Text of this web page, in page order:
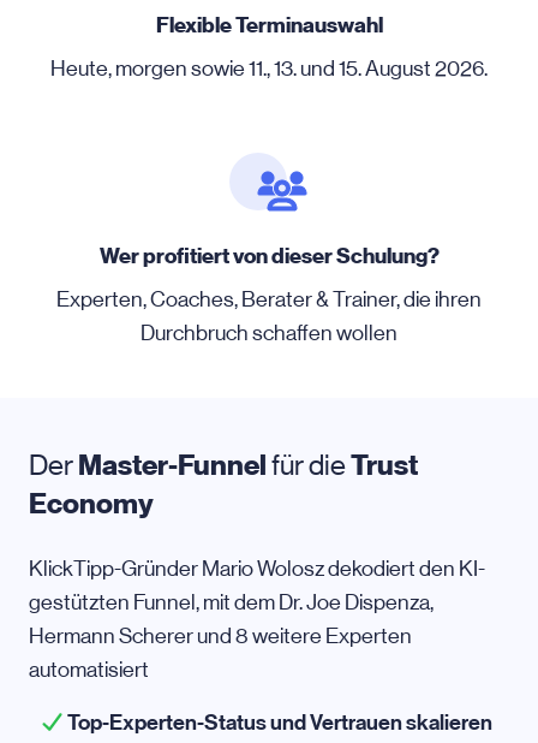
Flexible Terminauswahl
Heute, morgen sowie 11., 13. und 15. August 2026.
Wer profitiert von dieser Schulung?
Experten, Coaches, Berater & Trainer, die ihren
Durchbruch schaffen wollen
DerMaster-Funnelfür dieTrust
Economy
KlickTipp-Gründer Mario Wolosz dekodiert den KI-
gestützten Funnel, mit dem Dr. Joe Dispenza,
Hermann Scherer und 8 weitere Experten
automatisiert
Top-Experten-Status und Vertrauen skalieren